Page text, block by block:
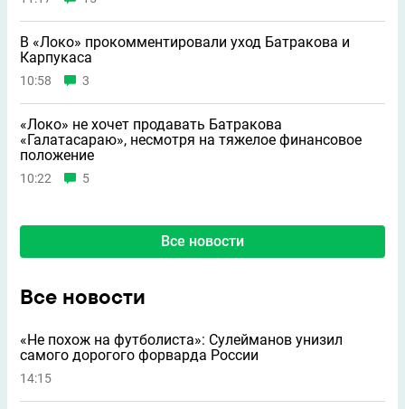
В «Локо» прокомментировали уход Батракова и
Карпукаса
10:58 3
«Локо» не хочет продавать Батракова
«Галатасараю», несмотря на тяжелое финансовое
положение
10:22 5
Все новости
Все новости
«Не похож на футболиста»: Сулейманов унизил
самого дорогого форварда России
14:15